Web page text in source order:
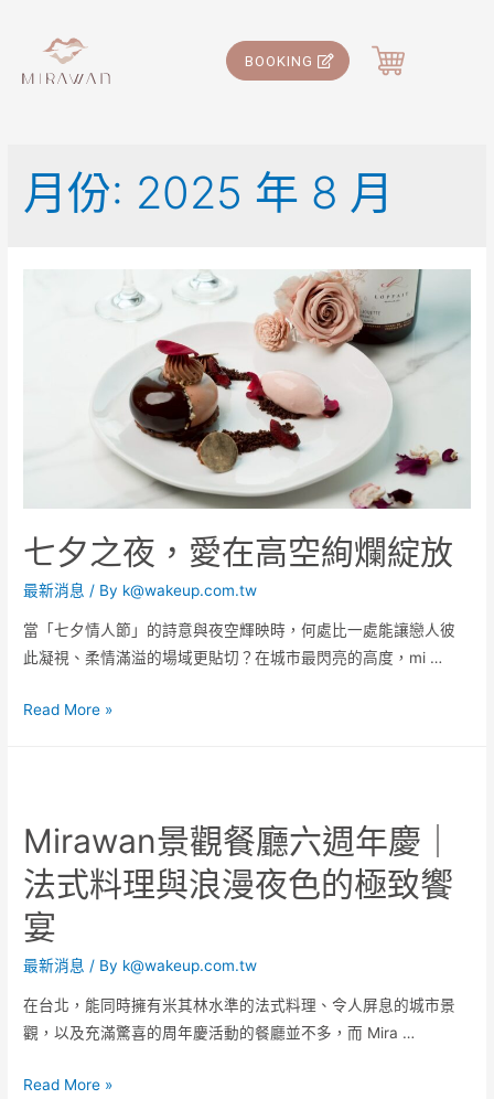
BOOKING
月份: 2025 年 8 月
七夕之夜，愛在高空絢爛綻放
最新消息 / By k@wakeup.com.tw
當「七夕情人節」的詩意與夜空輝映時，何處比一處能讓戀人彼
此凝視、柔情滿溢的場域更貼切？在城市最閃亮的高度，mi …
Read More »
Mirawan景觀餐廳六週年慶｜
法式料理與浪漫夜色的極致饗
宴
最新消息 / By k@wakeup.com.tw
在台北，能同時擁有米其林水準的法式料理、令人屏息的城市景
觀，以及充滿驚喜的周年慶活動的餐廳並不多，而 Mira …
Read More »